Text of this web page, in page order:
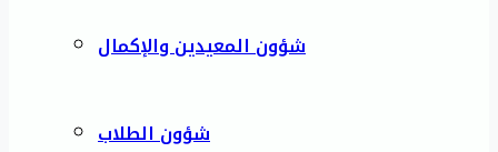
شؤون المعيدين والإكمال
شؤون الطلاب